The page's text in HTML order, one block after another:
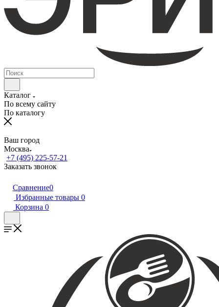
Каталог
По всему сайту
По каталогу
Ваш город
Москва
+7 (495) 225-57-21
Заказать звонок
Сравнение0
Избранные товары 0
Корзина 0